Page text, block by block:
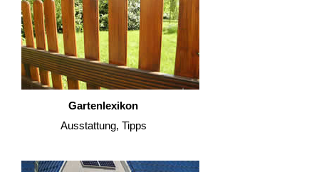
Gartenlexikon
Ausstattung, Tipps